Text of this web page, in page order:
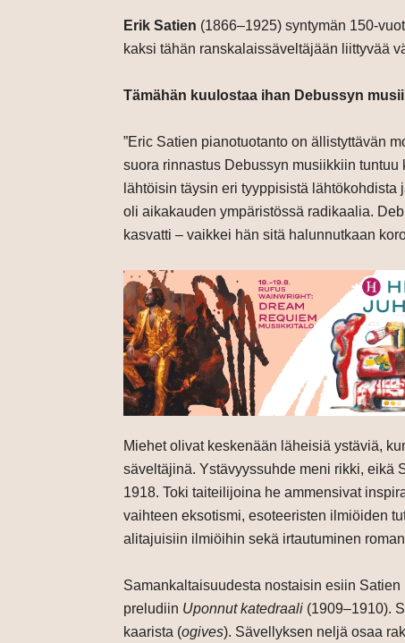
Erik Satien (1866–1925) syntymän 150-
kaksi tähän ranskalaissäveltäjään liittyvää
Tämähän kuulostaa ihan Debussyn
”Eric Satien pianotuotanto on ällistyttävän
suora rinnastus Debussyn musiikkiin
lähtöisin täysin eri tyyppisistä
oli aikakauden ympäristössä radikaalia.
kasvatti – vaikkei hän sitä halunnutkaan
Miehet olivat keskenään läheisiä ystäviä,
säveltäjinä. Ystävyyssuhde meni rikki, eikä
1918. Toki taiteilijoina he ammensivat
vaihteen eksotismi, esoteeristen ilmiöiden
alitajuisiin ilmiöihin sekä irtautuminen
Samankaltaisuudesta nostaisin esiin
preludiin Uponnut katedraali (1909–1910).
kaarista (ogives). Sävellyksen neljä osaa